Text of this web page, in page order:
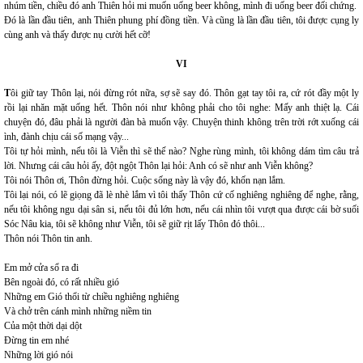
nhúm tiền, chiều đó anh Thiên hỏi mi muốn uống beer không, mình đi uống beer đối chứng.
Đó là lần đầu tiên, anh Thiên phung phí đồng tiền. Và cũng là lần đầu tiên, tôi được cụng ly
cùng anh và thấy được nụ cười hết cỡ!
VI
Tôi giữ tay Thôn lại, nói đừng rót nữa, sợ sẽ say đó. Thôn gạt tay tôi ra, cứ rót đầy một ly
rồi lại nhăn mặt uống hết. Thôn nói như không phải cho tôi nghe: Mấy anh thiệt lạ. Cái
chuyện đó, đâu phải là người đàn bà muốn vậy. Chuyện thinh không trên trời rớt xuống cái
ình, đành chịu cái số mạng vậy...
Tôi tự hỏi mình, nếu tôi là Viễn thì sẽ thế nào? Nghe rùng mình, tôi không dám tìm câu trả
lời. Nhưng cái câu hỏi ấy, đột ngột Thôn lại hỏi: Anh có sẽ như anh Viễn không?
Tôi nói Thôn ơi, Thôn đừng hỏi. Cuộc sống này là vậy đó, khốn nạn lắm.
Tôi lại nói, có lẽ giọng đã lè nhè lắm vì tôi thấy Thôn cứ cố nghiêng nghiêng để nghe, rằng,
nếu tôi không ngu dại sân si, nếu tôi đủ lớn hơn, nếu cái nhìn tôi vượt qua được cái bờ suối
Sóc Nâu kia, tôi sẽ không như Viễn, tôi sẽ giữ rịt lấy Thôn đó thôi...
Thôn nói Thôn tin anh.
Em mở cửa sổ ra đi
Bên ngoài đó, có rất nhiều gió
Những em Gió thổi từ chiều nghiêng nghiêng
Và chở trên cánh mình những niềm tin
Của một thời dại dột
Đừng tin em nhé
Những lời gió nói